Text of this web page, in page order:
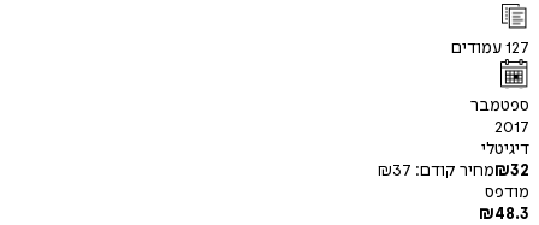
127עמודים
ספטמבר
2017
דיגיטלי
₪32 מחיר קודם: ₪37
מודפס
₪48.3